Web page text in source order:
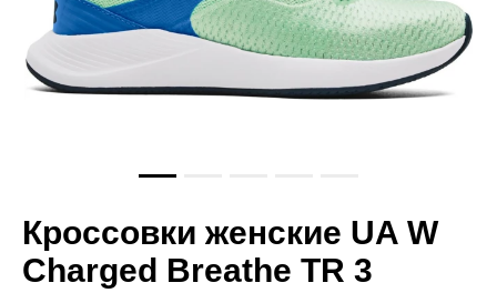
Кроссовки женские UA W
Charged Breathe TR 3